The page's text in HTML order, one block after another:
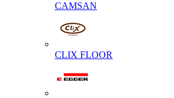
CAMSAN
CLIX FLOOR